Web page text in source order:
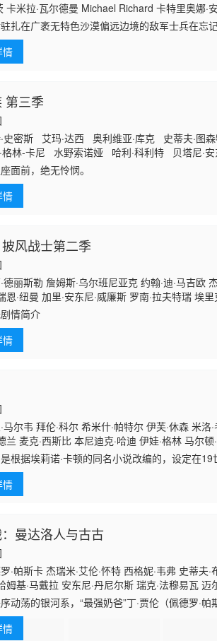
卡米拉·瓦尔德曼 Michael Richard 卡特里奥娜·
扎在广袤无特色沙漠偏远边境的敌军士兵在忘
当他们努力应对自己的身份、忠诚和荒谬的处
糊朋友和敌
情
第三季
史密斯 艾玛·达西 奥利维亚·库克 史蒂夫·图
林-卡尼 水野索诺娅 哈利·科利特 贝塔尼·
姆 詹姆斯·诺顿 汤姆·班尼特 基兰·比尤 库
布巴卡尔·萨利姆 汤姆·库伦 汤米·弗拉纳根
面前，绝无怜悯。
情
风战士第二季
德丽斯勒 詹姆斯·乌尔班尼亚克 约翰·迪·马吉欧
恩·纽曼 加里·安东尼·威廉斯 罗南·拉夫特瑞 埃
卡利亚赫 Zach·Lazar·Hoffman
情简介
情
马尔韦 拜伦·科尔 希米什·帕特尔 伊芙·休森 米
兰 麦克·西斯比 本尼迪克·哈迪 伊娃·格林 马尔
菲 保罗·罗顿多 安柚鑫 加里·扬 切尔西·普雷斯
纳 理查德·特·艾尔 马特·惠伦
根据埃莉诺·卡顿的同名小说改编的，设定在
奇事件，每个人都讲述了自己所知的片面信息
言的复
情
曼达洛人与古古
·帕斯卡 杰瑞米·艾伦·怀特 西格妮·韦弗 史蒂夫
姆基·马戴拉 安东尼·丹尼尔斯 瑞克·法穆易瓦
逊 波西亚·D·哈里斯 戴夫·菲洛尼
动荡的银河系，“最强奶爸”丁·贾伦（佩德罗·
峻坚毅的赏金猎人丁·贾伦身披贝斯卡钢甲，凭
情